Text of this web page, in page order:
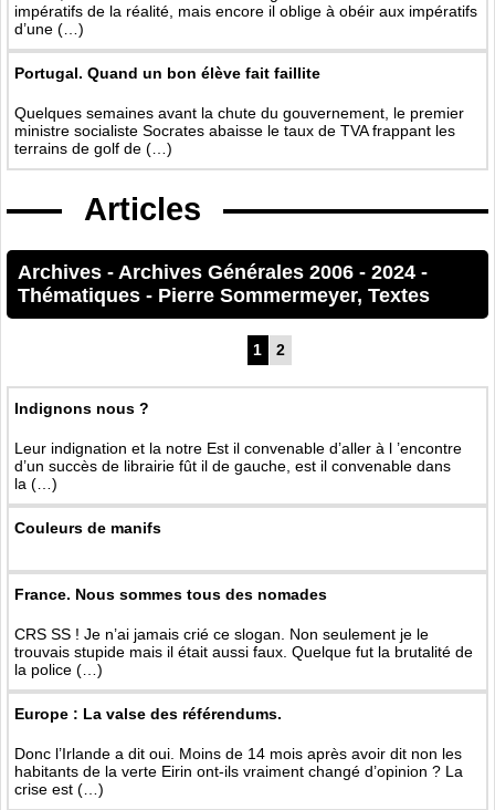
impératifs de la réalité, mais encore il oblige à obéir aux impératifs
d’une (…)
Portugal. Quand un bon élève fait faillite
Quelques semaines avant la chute du gouvernement, le premier
ministre socialiste Socrates abaisse le taux de TVA frappant les
terrains de golf de (…)
Articles
Archives - Archives Générales 2006 - 2024 -
Thématiques - Pierre Sommermeyer, Textes
1 2
Indignons nous ?
Leur indignation et la notre Est il convenable d’aller à l ’encontre
d’un succès de librairie fût il de gauche, est il convenable dans
la (…)
Couleurs de manifs
France. Nous sommes tous des nomades
CRS SS ! Je n’ai jamais crié ce slogan. Non seulement je le
trouvais stupide mais il était aussi faux. Quelque fut la brutalité de
la police (…)
Europe : La valse des référendums.
Donc l’Irlande a dit oui. Moins de 14 mois après avoir dit non les
habitants de la verte Eirin ont-ils vraiment changé d’opinion ? La
crise est (…)